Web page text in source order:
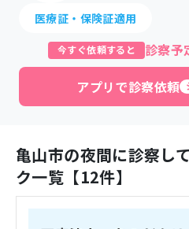
医療証・保険証適用
今すぐ依頼すると 診察予
アプリで診察依頼
亀山市の夜間に診察し
ク一覧【12件】